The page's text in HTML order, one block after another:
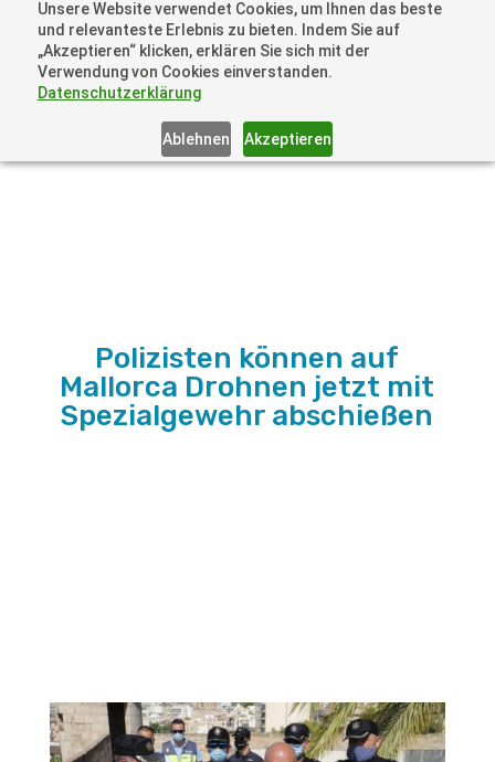
Unsere Website verwendet Cookies, um Ihnen das beste
und relevanteste Erlebnis zu bieten. Indem Sie auf
„Akzeptieren“ klicken, erklären Sie sich mit der
Verwendung von Cookies einverstanden.
Datenschutzerklärung
Ablehnen Akzeptieren
+41 44505 6667 oder +49 157 3598 0006
info@dronelions.academy
Polizisten können auf
Mallorca Drohnen jetzt mit
Spezialgewehr abschießen